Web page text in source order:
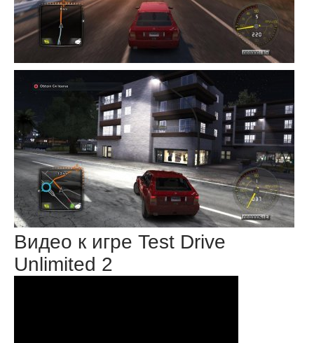
Видео к игре Test Drive
Unlimited 2